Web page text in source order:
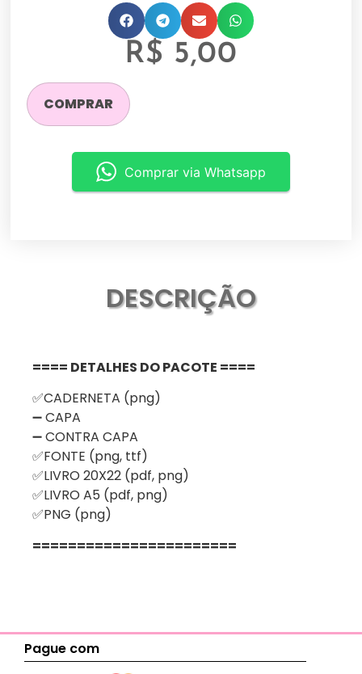
R$ 5,00
COMPRAR
Comprar via Whatsapp
DESCRIÇÃO
==== DETALHES DO PACOTE ====
✅CADERNETA (png)
➖ CAPA
➖ CONTRA CAPA
✅FONTE (png, ttf)
✅LIVRO 20X22 (pdf, png)
✅LIVRO A5 (pdf, png)
✅PNG (png)
=======================
Pague com